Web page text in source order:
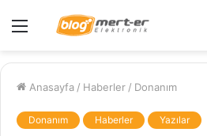
Menü
Anasayfa / Haberler / Donanım
Donanım Haberler Yazılar